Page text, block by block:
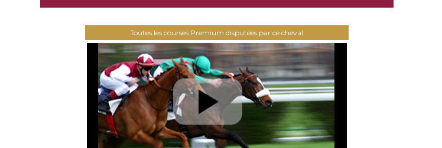
Toutes les courses Premium disputées par ce cheval